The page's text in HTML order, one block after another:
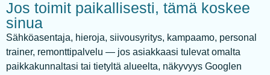
Jos toimit paikallisesti, tämä koskee
sinua
Sähköasentaja, hieroja, siivousyritys, kampaamo, personal
trainer, remonttipalvelu — jos asiakkaasi tulevat omalta
paikkakunnaltasi tai tietyltä alueelta, näkyvyys Googlen